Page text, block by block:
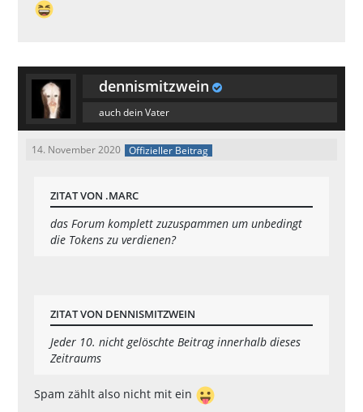
dennismitzwein
auch dein Vater
14. November 2020 Offizieller Beitrag
ZITAT VON .MARC
das Forum komplett zuzuspammen um unbedingt
die Tokens zu verdienen?
ZITAT VON DENNISMITZWEIN
Jeder 10. nicht gelöschte Beitrag innerhalb dieses
Zeitraums
Spam zählt also nicht mit ein